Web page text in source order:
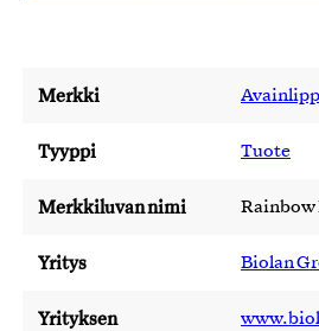
Merkki
Tyyppi Tuote
Merkkiluvan nimi Rainbow
Yritys Biolan
Yrityksen